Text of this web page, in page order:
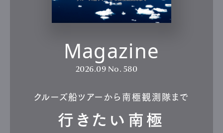
Magazine
2026.09 No. 580
クルーズ船ツアーから南極観測隊まで
行きたい南極